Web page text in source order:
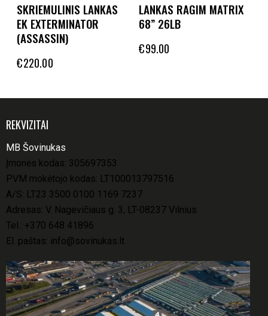
SKRIEMULINIS LANKAS
EK EXTERMINATOR
(ASSASSIN)
€220.00
LANKAS RAGIM MATRIX
68” 26LB
€99.00
REKVIZITAI
MB Šovinukas
Įmonės kodas: 305697353
PVM mokėtojo kodas: LT100013797516
A/S: LT23 3500 0100 1169 7237
Adresas: V. Nagevičiaus g. 3, LT-08237 Vilnius
Tel.: +370 648 41896
El. paštas: info@sovinukas.lt